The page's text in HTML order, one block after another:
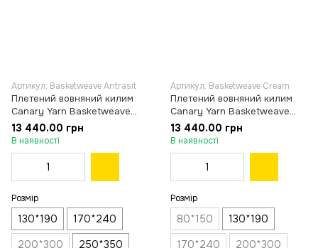
Артикул: Basketweave Antrasit
Плетений вовняний килим
Canary Yarn Basketweave
антрацитовий, Ø 160 см
13 440.00 грн
В наявності
Розмір
130*190
170*240
200*300
250*350
Артикул: Basketweave Cream
Плетений вовняний килим
Canary Yarn Basketweave
молочний, Ø 160 см
13 440.00 грн
В наявності
Розмір
80*150
130*190
170*240
200*300